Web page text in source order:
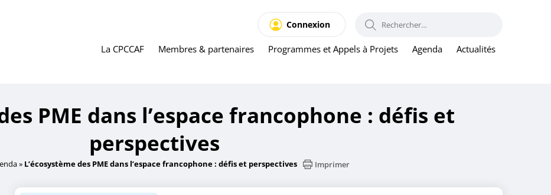
La CPCCAF Membres & partenaires Programmes et Appels à Projets Agenda Actualités
Connexion RECHERCHER :
PME dans l’espace francophone : défis et
perspectives
» L’écosystème des PME dans l’espace francophone : défis et perspectives Imprimer